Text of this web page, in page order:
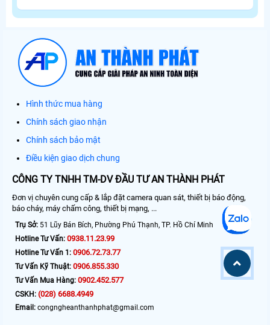
Hình thức mua hàng
Chính sách giao nhận
Chính sách bảo mật
Điều kiện giao dịch chung
CÔNG TY TNHH TM-DV ĐẦU TƯ AN THÀNH PHÁT
Đơn vị chuyên cung cấp & lắp đặt camera quan sát, thiết bị báo động,
báo cháy, máy chấm công, thiết bị mạng, ...
Trụ Sở: 51 Lũy Bán Bích, Phường Phú Thạnh, TP. Hồ Chí Minh
Hotline Tư Vấn: 0938.11.23.99
Hotline Tư Vấn 1: 0906.72.73.77
Tư Vấn Kỹ Thuật: 0906.855.330
Tư Vấn Mua Hàng: 0902.452.577
CSKH: (028) 6688.4949
Email: congngheanthanhphat@gmail.com